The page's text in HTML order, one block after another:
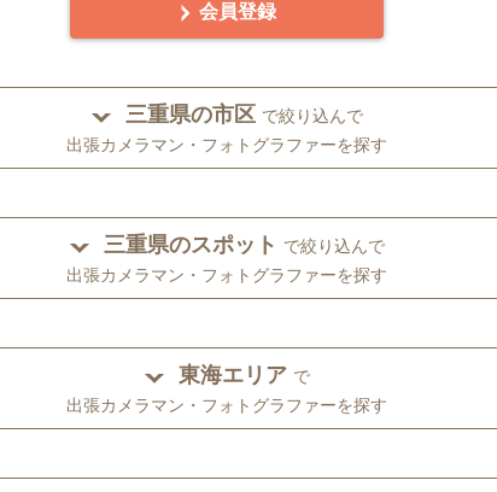
会員登録
三重県の市区 で絞り込んで
出張カメラマン・フォトグラファーを探す
三重県のスポット で絞り込んで
出張カメラマン・フォトグラファーを探す
東海エリア で
出張カメラマン・フォトグラファーを探す